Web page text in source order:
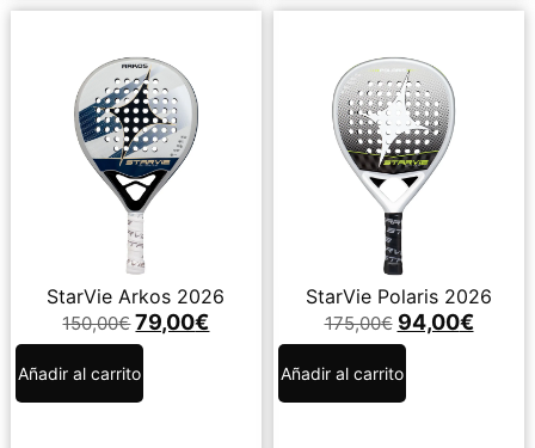
StarVie Arkos 2026
150,00€ 79,00€
Añadir al carrito
StarVie Polaris 2026
175,00€ 94,00€
Añadir al carrito